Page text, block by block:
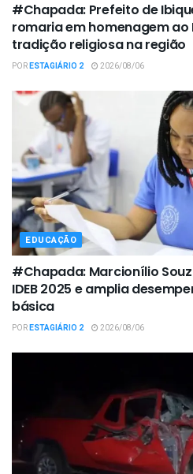
#Chapada: Prefeito de
romaria em homenagem ao
tradição religiosa na região
PORESTAGIÁRIO 2 2026/08/06
EDUCAÇÃO
#Chapada: Marcionílio
IDEB 2025 e amplia
básica
PORESTAGIÁRIO 2 2026/08/06